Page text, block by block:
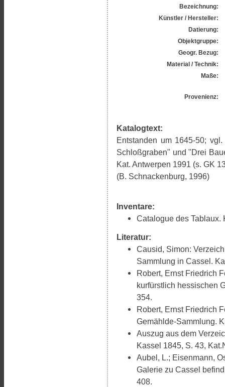
Bezeichnung:
Künstler / Hersteller:
Datierung:
Objektgruppe:
Geogr. Bezug:
Material / Technik:
Maße:
Provenienz:
Katalogtext:
Entstanden um 1645-50;
Schloßgraben" und "Drei
Kat. Antwerpen 1991 (s. GK
(B. Schnackenburg, 1996)
Inventare:
Catalogue des Tablaux.
Literatur:
Causid, Simon:
Sammlung in Cassel.
Robert, Ernst Friedrich
kurfürstlich hessischen
354.
Robert, Ernst Friedrich
Gemählde-Sammlung.
Auszug aus dem
Kassel 1845, S. 43,
Aubel, L.; Eisenmann,
Galerie zu Cassel
408.